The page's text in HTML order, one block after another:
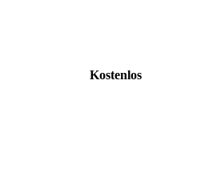
Kostenlos